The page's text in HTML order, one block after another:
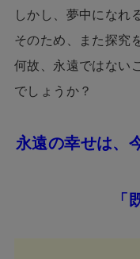
しかし、夢中になれ
そのため、また探究
何故、永遠ではない
でしょうか？
永遠の幸せは、
「